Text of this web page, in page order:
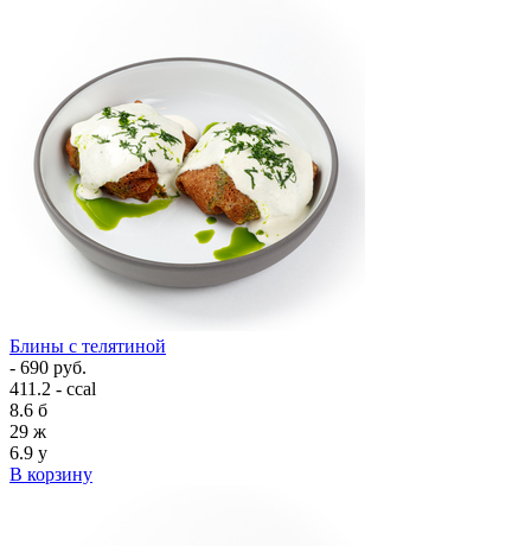
Блины с телятиной
- 690 руб.
411.2 - ccal
8.6 б
29 ж
6.9 у
В корзину